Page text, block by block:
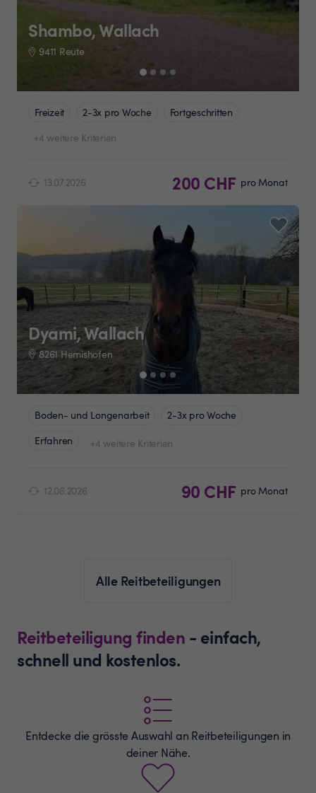
Shambo, Wallach
9411 Reute
Freizeit 2-3x pro Woche
Fortgeschritten
+4 weitere Kriterien
13.07.2026 200 CHF pro Monat
Dyami, Wallach
8261 Hemishofen
Boden- und Longenarbeit
2-3x pro Woche
Erfahren
+4 weitere Kriterien
12.06.2026 90 CHF pro Monat
Alle Reitbeteiligungen
Reitbeteiligung finden - einfach,
schnell und kostenlos.
Entdecke die grösste Auswahl an Reitbeteiligungen in
deiner Nähe.